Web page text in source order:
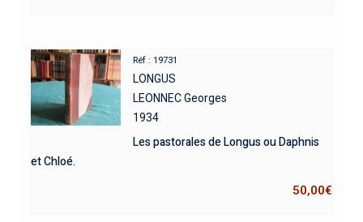
Réf : 19731
LONGUS
LEONNEC Georges
1934
Les pastorales de Longus ou Daphnis
et Chloé.
50,00€